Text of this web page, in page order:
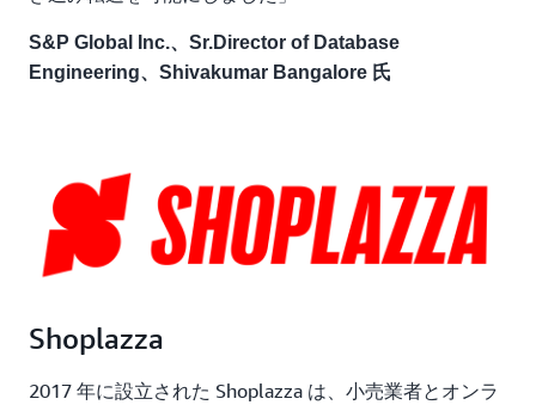
S&P Global Inc.、Sr.Director of Database
Engineering、Shivakumar Bangalore 氏
Shoplazza
2017 年に設立された Shoplazza は、小売業者とオンラ